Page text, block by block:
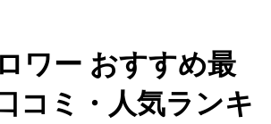
ワー おすすめ最
コミ・人気ランキ